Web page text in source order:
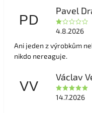
PD
Pavel
4.8.2026
Ani jeden z výrobkům
nikdo nereaguje.
VV
Václav
14.7.2026